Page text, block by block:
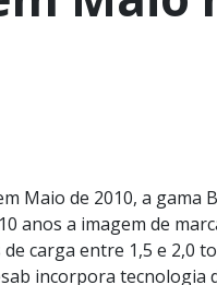
Maio de 2010, a
anos a imagem de
de carga entre 1,5 e 2,0
incorpora tecnologia